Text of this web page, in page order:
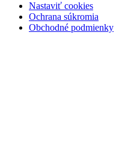
Nastaviť cookies
Ochrana súkromia
Obchodné podmienky